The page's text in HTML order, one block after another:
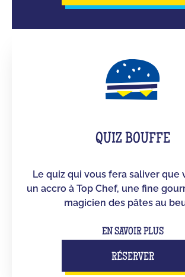
QUIZ BOUFFE
Le quiz qui vous fera saliver que
un accro à Top Chef, une fine
magicien des pâtes au
EN SAVOIR PLUS
RÉSERVER